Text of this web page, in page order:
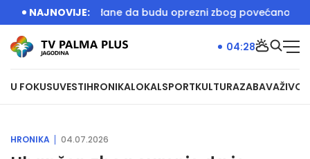
NAJNOVIJE:
apeluje na građane da budu oprezni zbog povećanog
U FOKUSUVESTIHRONIKALOKALSPORTKULTURAZABAVAŽIVOT
04:28
HRONIKA 04.07.2026